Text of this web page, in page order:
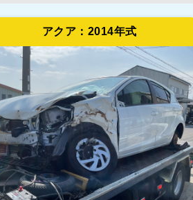
アクア： 2014年式